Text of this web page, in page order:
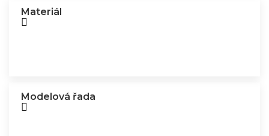
Materiál
Modelová řada